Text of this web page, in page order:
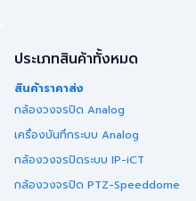
ประเภทสินค้าทั้งหมด
สินค้าราคาส่ง
กล้องวงจรปิด Analog
เครื่องบันทึกระบบ Analog
กล้องวงจรปิดระบบ IP-iCT
กล้องวงจรปิด PTZ-Speeddome